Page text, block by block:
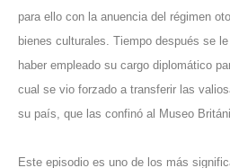
para ello con la anuencia del régimen
bienes culturales. Tiempo después se
haber empleado su cargo diplomático
cual se vio forzado a transferir las
su país, que las confinó al Museo
Este episodio es uno de los más